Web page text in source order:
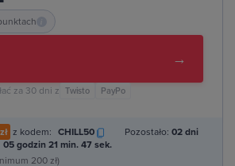
→
za 30 dni z Twisto PayPo
z kodem: CHILL50 Pozostało: 02 dni
05 godzin 21 min. 46 sek.
200 zł)